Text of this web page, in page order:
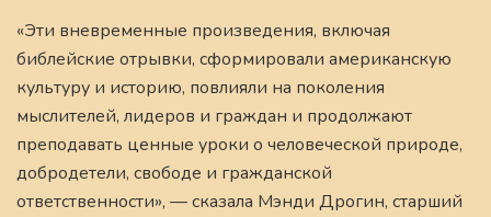
«Эти вневременные произведения, включая
библейские отрывки, сформировали американскую
культуру и историю, повлияли на поколения
мыслителей, лидеров и граждан и продолжают
преподавать ценные уроки о человеческой природе,
добродетели, свободе и гражданской
ответственности», — сказала Мэнди Дрогин, старший